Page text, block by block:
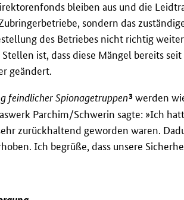
bleiben aus und die
sondern das
des Betriebes nicht richtig
ist, dass diese Mängel bereits
geändert.
feindlicher Spionagetruppen3 werden
Parchim/Schwerin sagte: »Ich
zurückhaltend geworden waren.
Ich begrüße, dass unsere